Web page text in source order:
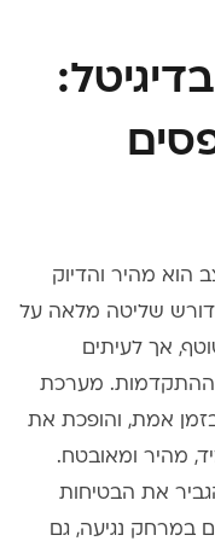
הוא מהיר והדיוק
דורש שליטה מלאה על
אך לעיתים
ההתקדמות. מערכת
אמת, והופכת את
מהיר ומאובטח.
את הבטיחות
במרחק נגיעה, גם